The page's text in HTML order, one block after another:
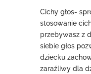
Cichy głos-
stosowanie
przebywasz z
siebie głos
dziecku
zaraźliwy dla